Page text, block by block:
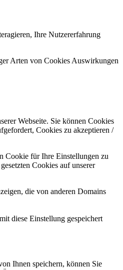
Ihre Nutzererfahrung
Arten von Cookies Auswirkungen
Webseite. Sie können Cookies
Cookies zu akzeptieren /
Cookie für Ihre Einstellungen zu
Cookies auf unserer
die von anderen Domains
diese Einstellung gespeichert
Ihnen speichern, können Sie